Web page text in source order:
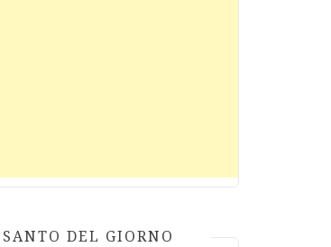
DEL GIORNO